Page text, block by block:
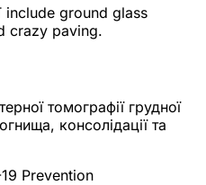
include ground glass
crazy paving.
томографії грудної
консолідації та
Prevention